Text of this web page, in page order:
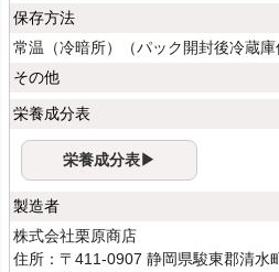
保存方法
常温（冷暗所）（パック開封後冷蔵庫
その他
栄養成分表
栄養成分表▶
製造者
株式会社栗原商店
住所：〒411-0907 静岡県駿東郡清水